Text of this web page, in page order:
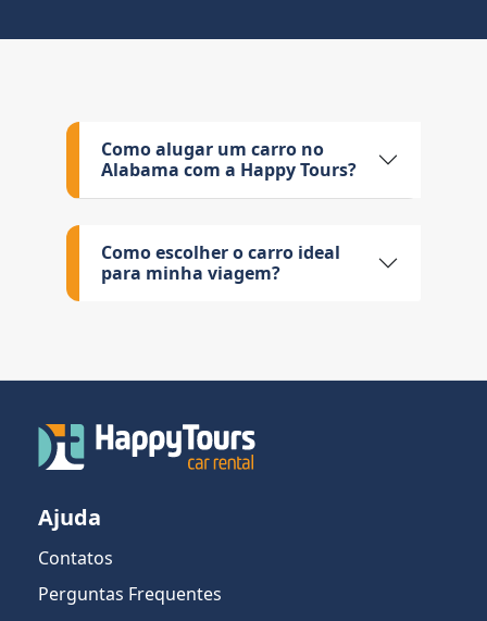
Como alugar um carro no
Alabama com a Happy Tours?
Como escolher o carro ideal
para minha viagem?
Ajuda
Contatos
Perguntas Frequentes